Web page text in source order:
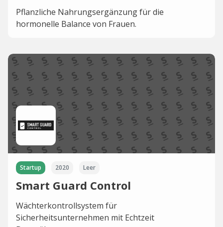
Pflanzliche Nahrungsergänzung für die
hormonelle Balance von Frauen.
Startup 2020 Leer
Smart Guard Control
Wächterkontrollsystem für
Sicherheitsunternehmen mit Echtzeit